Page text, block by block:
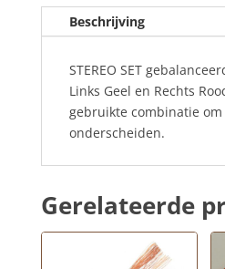
DGS-
NC3xXX
aantal
Beschrijving
STEREO SET
Links Geel en Rechts
gebruikte combinatie om
onderscheiden.
Gerelateerde